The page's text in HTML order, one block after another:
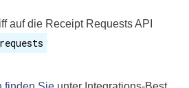
auf die Receipt Requests API